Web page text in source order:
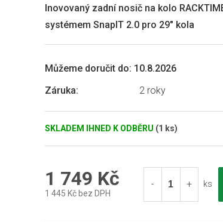
SKLADEM IHNED K ODBĚRU (1 ks)
Můžeme doručit do: 10.8.2026
Záruka: 2 roky
Inovovaný zadní nosič na kolo
systémem SnapIT 2.0 pro 29" kola
0,0
5
1 749 Kč
1 445 Kč bez DPH
ks